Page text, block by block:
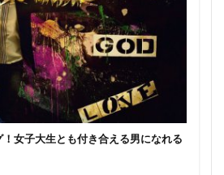
女子大生とも付き合える男になれる